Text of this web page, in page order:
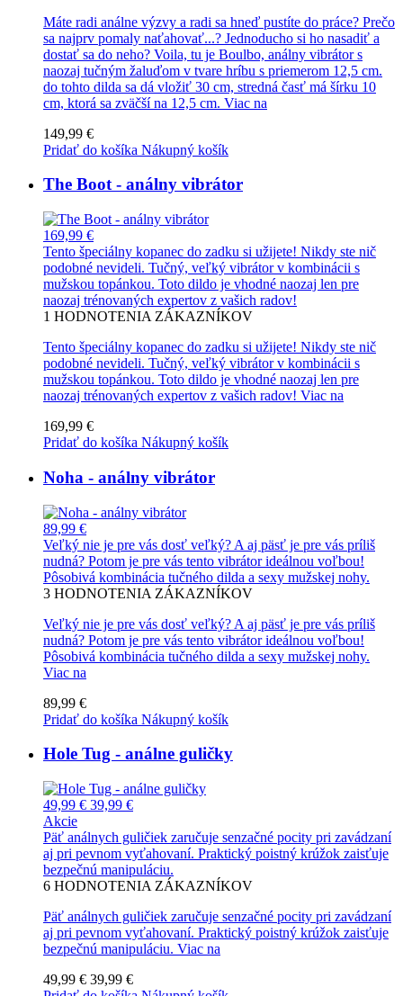
Máte radi análne výzvy a radi sa hneď pustíte do práce? Prečo
sa najprv pomaly naťahovať...? Jednoducho si ho nasadiť a
dostať sa do neho? Voila, tu je Boulbo, análny vibrátor s
naozaj tučným žaluďom v tvare hríbu s priemerom 12,5 cm.
do tohto dilda sa dá vložiť 30 cm, stredná časť má šírku 10
cm, ktorá sa zväčší na 12,5 cm. Viac na
149,99 €
Pridať do košíka Nákupný košík
The Boot - análny vibrátor
169,99 €
Tento špeciálny kopanec do zadku si užijete! Nikdy ste nič
podobné nevideli. Tučný, veľký vibrátor v kombinácii s
mužskou topánkou. Toto dildo je vhodné naozaj len pre
naozaj trénovaných expertov z vašich radov!
1 HODNOTENIA ZÁKAZNÍKOV
Tento špeciálny kopanec do zadku si užijete! Nikdy ste nič
podobné nevideli. Tučný, veľký vibrátor v kombinácii s
mužskou topánkou. Toto dildo je vhodné naozaj len pre
naozaj trénovaných expertov z vašich radov! Viac na
169,99 €
Pridať do košíka Nákupný košík
Noha - análny vibrátor
89,99 €
Veľký nie je pre vás dosť veľký? A aj päsť je pre vás príliš
nudná? Potom je pre vás tento vibrátor ideálnou voľbou!
Pôsobivá kombinácia tučného dilda a sexy mužskej nohy.
3 HODNOTENIA ZÁKAZNÍKOV
Veľký nie je pre vás dosť veľký? A aj päsť je pre vás príliš
nudná? Potom je pre vás tento vibrátor ideálnou voľbou!
Pôsobivá kombinácia tučného dilda a sexy mužskej nohy.
Viac na
89,99 €
Pridať do košíka Nákupný košík
Hole Tug - análne guličky
49,99 € 39,99 €
Akcie
Päť análnych guličiek zaručuje senzačné pocity pri zavádzaní
aj pri pevnom vyťahovaní. Praktický poistný krúžok zaisťuje
bezpečnú manipuláciu.
6 HODNOTENIA ZÁKAZNÍKOV
Päť análnych guličiek zaručuje senzačné pocity pri zavádzaní
aj pri pevnom vyťahovaní. Praktický poistný krúžok zaisťuje
bezpečnú manipuláciu. Viac na
49,99 € 39,99 €